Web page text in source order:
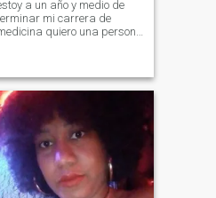
a un año y medio de
mi carrera de
quiero una persona
todo lo que pueda
mi